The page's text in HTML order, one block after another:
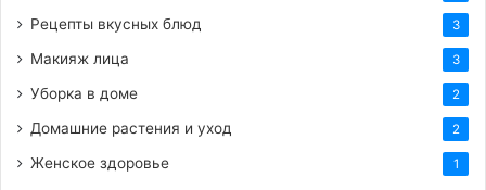
Ссылка на изображение:
Добрый вечер!
Рецепты вкусных блюд 3
Макияж лица 3
Уборка в доме 2
Домашние растения и уход 2
Женское здоровье 1